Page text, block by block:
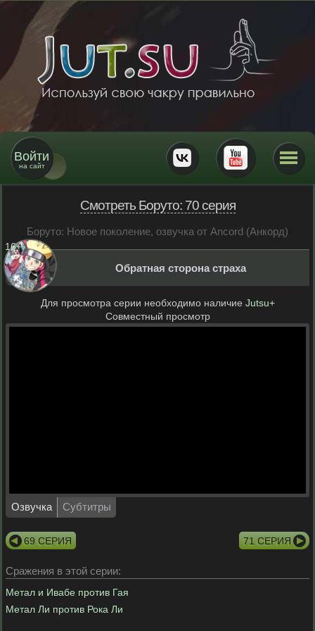
Войти
на сайт
Смотреть Боруто: 70 серия
Боруто: Новое поколение, озвучка от Ancord (Анкорд)
16+
Обратная сторона страха
Для просмотра серии необходимо наличие Jutsu+
Совместный просмотр
Озвучка Субтитры
69 СЕРИЯ 71 СЕРИЯ
Сражения в этой серии:
Метал и Ивабе против Гая
Метал Ли против Рока Ли